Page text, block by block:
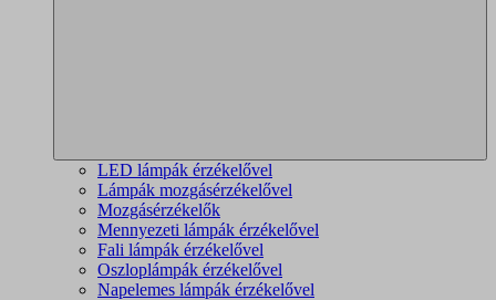
LED lámpák érzékelővel
Lámpák mozgásérzékelővel
Mozgásérzékelők
Mennyezeti lámpák érzékelővel
Fali lámpák érzékelővel
Oszloplámpák érzékelővel
Napelemes lámpák érzékelővel